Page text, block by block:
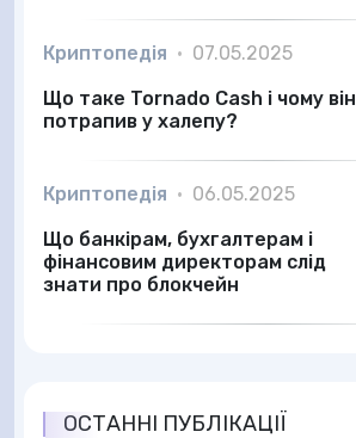
Криптопедія • 07.05.2025
Що таке Tornado Cash і чому він
потрапив у халепу?
Криптопедія • 06.05.2025
Що банкірам, бухгалтерам і
фінансовим директорам слід
знати про блокчейн
ОСТАННІ ПУБЛІКАЦІЇ